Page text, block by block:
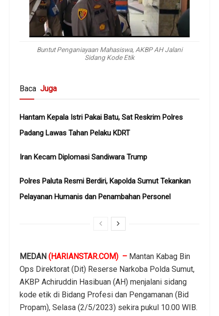
Buntut Penganiayaan Mahasiswa, AKBP AH Jalani
Sidang Kode Etik
Baca Juga
Hantam Kepala Istri Pakai Batu, Sat Reskrim Polres
Padang Lawas Tahan Pelaku KDRT
Iran Kecam Diplomasi Sandiwara Trump
Polres Paluta Resmi Berdiri, Kapolda Sumut Tekankan
Pelayanan Humanis dan Penambahan Personel
MEDAN (HARIANSTAR.COM) – Mantan Kabag Bin
Ops Direktorat (Dit) Reserse Narkoba Polda Sumut,
AKBP Achiruddin Hasibuan (AH) menjalani sidang
kode etik di Bidang Profesi dan Pengamanan (Bid
Propam), Selasa (2/5/2023) sekira pukul 10.00 WIB.